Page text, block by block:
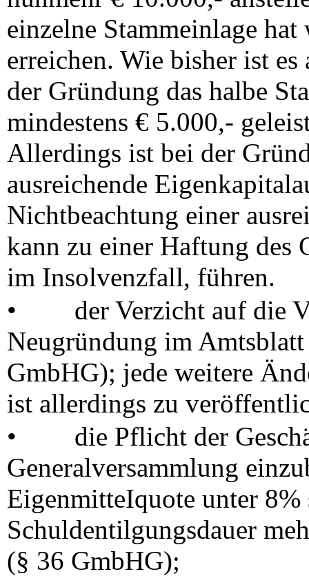
einzelne Stammeinlage
erreichen. Wie bisher ist
der Gründung das halbe
mindestens € 5.000,-
Allerdings ist bei der
ausreichende
Nichtbeachtung einer
kann zu einer Haftung des
im Insolvenzfall, führen.
•
der Verzicht auf die
Neugründung im
GmbHG); jede weitere
ist allerdings zu
•
die Pflicht der
Generalversammlung
EigenmitteIquote unter
Schuldentilgungsdauer
(§ 36 GmbHG);